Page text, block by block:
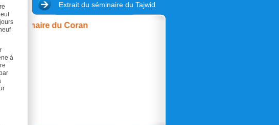
à
Extrait du séminaire du Tajwid
du Coran